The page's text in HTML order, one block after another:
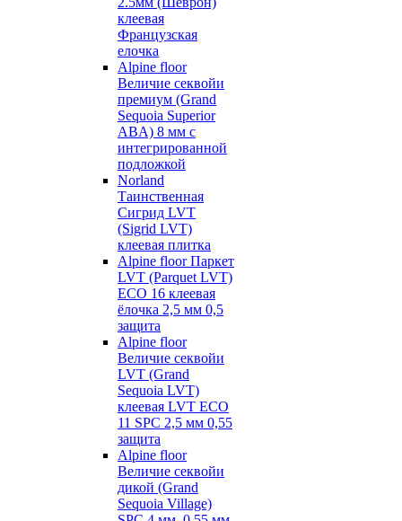
клеевая
Французская
елочка
Alpine floor
Величие секвойи
премиум (Grand
Sequoia Superior
ABA) 8 мм с
интегрированной
подложкой
Norland
Таинственная
Сигрид LVT
(Sigrid LVT)
клеевая плитка
Alpine floor Паркет
LVT (Parquet LVT)
ECO 16 клеевая
ёлочка 2,5 мм 0,5
защита
Alpine floor
Величие секвойи
LVT (Grand
Sequoia LVT)
клеевая LVT ECO
11 SPC 2,5 мм 0,55
защита
Alpine floor
Величие секвойи
дикой (Grand
Sequoia Village)